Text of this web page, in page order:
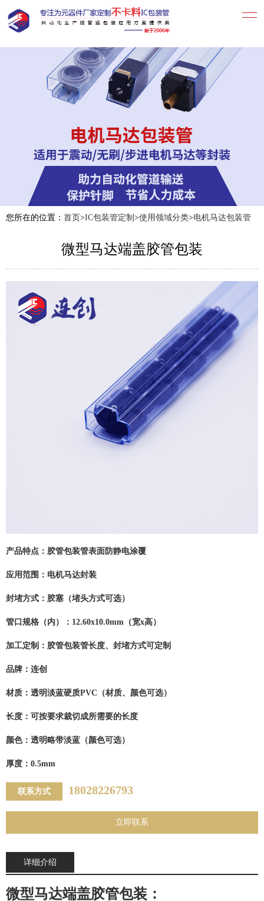
您所在的位置： 首页>IC包装管定制 >使用领域分类>电机马达包装管
微型马达端盖胶管包装
产品特点： 胶管包装管表面防静电涂覆
应用范围： 电机马达封装
封堵方式： 胶塞（堵头方式可选）
管口规格（内）： 12.60x10.0mm（宽x高）
加工定制： 胶管包装管长度、封堵方式可定制
品牌： 连创
材质： 透明淡蓝硬质PVC（材质、颜色可选）
长度： 可按要求裁切成所需要的长度
颜色： 透明略带淡蓝（颜色可选）
厚度： 0.5mm
联系方式 18028226793
立即联系
详细介绍
微型马达端盖胶管包装：